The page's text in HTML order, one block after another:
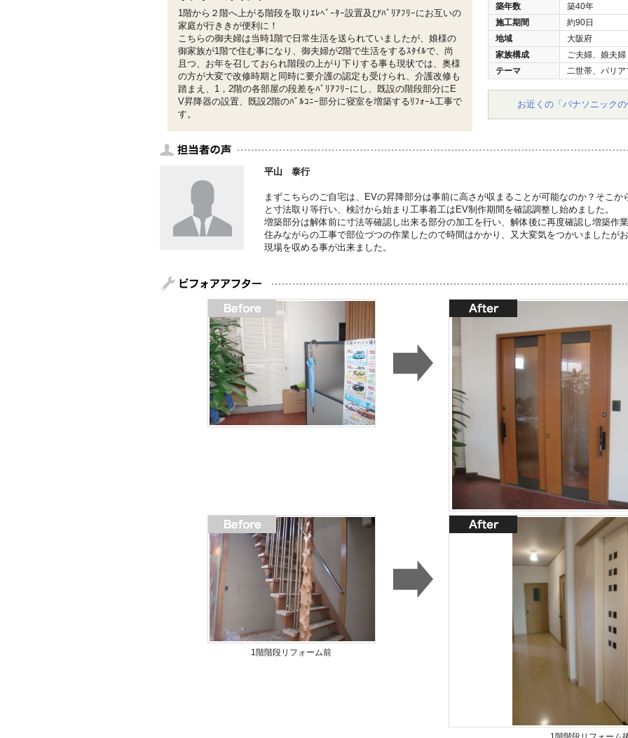
築年数
築40年
施工期間
約90日
地域
大阪府
家族構成
ご夫婦、娘夫婦
テーマ
二世帯、バリ
お近くの「パナソニック
1階から２階へ上がる階段を取りｴﾚﾍﾞｰﾀｰ設置及びﾊﾞﾘｱﾌﾘｰにお互いの
家庭が行ききが便利に！
こちらの御夫婦は当時1階で日常生活を送られていましたが、娘様の
御家族が1階で住む事になり、御夫婦が2階で生活をするｽﾀｲﾙで、尚
且つ、お年を召しておられ階段の上がり下りする事も現状では、奥様
の方が大変で改修時期と同時に要介護の認定も受けられ、介護改修も
踏まえ、1，2階の各部屋の段差をﾊﾞﾘｱﾌﾘｰにし、既設の階段部分にE
V昇降器の設置、既設2階のﾊﾞﾙｺﾆｰ部分に寝室を増築するﾘﾌｫｰﾑ工事で
す。
平山 泰行
まずこちらのご自宅は、EVの昇降部分は事前に高さが収まることが可能なのか？そこ
と寸法取り等行い、検討から始まり工事着工はEV制作期間を確認調整し始めました。
増築部分は解体前に寸法等確認し出来る部分の加工を行い、解体後に再度確認し増築作
住みながらの工事で部位づつの作業したので時間はかかり、又大変気をつかいましたが
現場を収める事が出来ました。
1階階段リフォーム前